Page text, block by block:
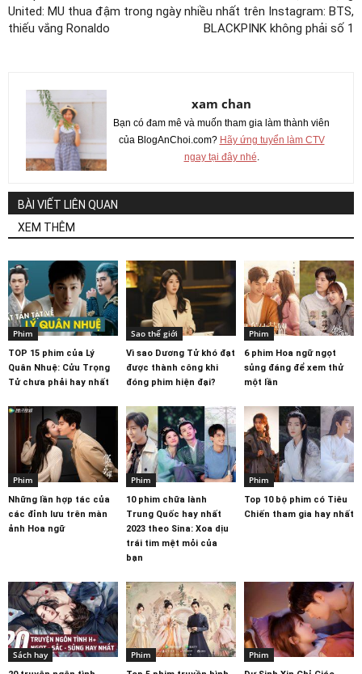
United: MU thua đậm trong ngày
thiếu vắng Ronaldo
nhiều nhất trên Instagram: BTS,
BLACKPINK không phải số 1
xam chan
Bạn có đam mê và muốn tham gia làm thành viên
của BlogAnChoi.com? Hãy ứng tuyển làm CTV
ngay tại đây nhé
BÀI VIẾT LIÊN QUAN
XEM THÊM
Phim
TOP 15 phim của Lý
Quân Nhuệ: Cửu Trọng
Tử chưa phải hay nhất
Sao thế giới
Vì sao Dương Tử khó đạt
được thành công khi
đóng phim hiện đại?
Phim
6 phim Hoa ngữ ngọt
sủng đáng để xem thử
một lần
Phim
Những lần hợp tác của
các đỉnh lưu trên màn
ảnh Hoa ngữ
Phim
10 phim chữa lành
Trung Quốc hay nhất
2023 theo Sina: Xoa dịu
trái tim mệt mỏi của
bạn
Phim
Top 10 bộ phim có Tiêu
Chiến tham gia hay nhất
Sách hay Phim Phim